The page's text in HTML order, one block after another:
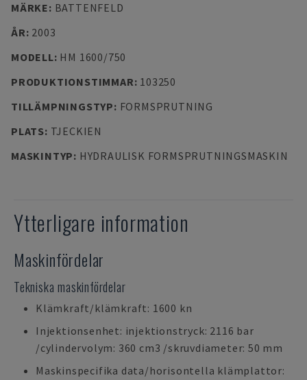
MÄRKE: BATTENFELD
ÅR: 2003
MODELL: HM 1600/750
PRODUKTIONSTIMMAR: 103250
TILLÄMPNINGSTYP: FORMSPRUTNING
PLATS: TJECKIEN
MASKINTYP: HYDRAULISK FORMSPRUTNINGSMASKIN
Ytterligare information
Maskinfördelar
Tekniska maskinfördelar
Klämkraft/klämkraft: 1600 kn
Injektionsenhet: injektionstryck: 2116 bar
/cylindervolym: 360 cm3 /skruvdiameter: 50 mm
Maskinspecifika data/horisontella klämplattor: